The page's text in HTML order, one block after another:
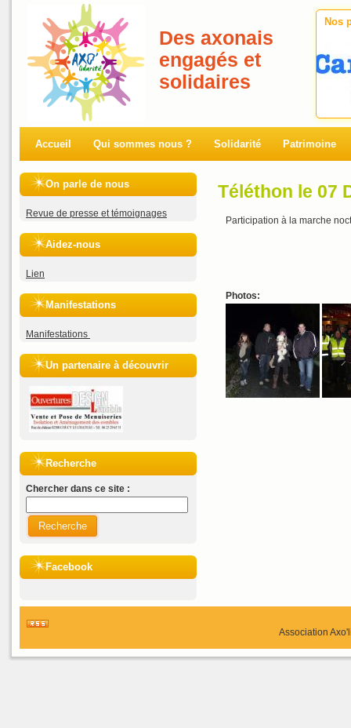
Des axonais
engagés et
solidaires
Accueil Qui sommes nous ? Solidarité Patrimoine
Nos
On parle de nous
Revue de presse et témoignages
Aidez-nous
Lien
Manifestations
Manifestations
Un partenaire à découvrir
Recherche
Chercher dans ce site :
Recherche
Facebook
Téléthon le 07
Participation à la marche
Photos:
Association